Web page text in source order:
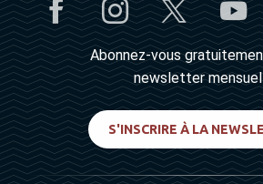
Abonnez-vous
newsletter
S'INSCRIRE À LA